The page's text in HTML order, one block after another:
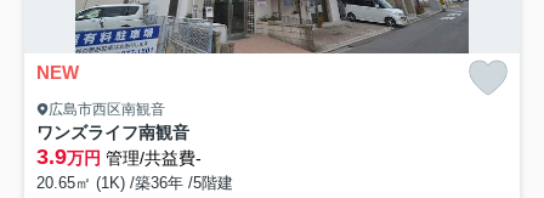
NEW
広島市西区南観音
ワンズライフ南観音
3.9万円 管理/共益費-
20.65㎡ (1K) /築36年 /5階建